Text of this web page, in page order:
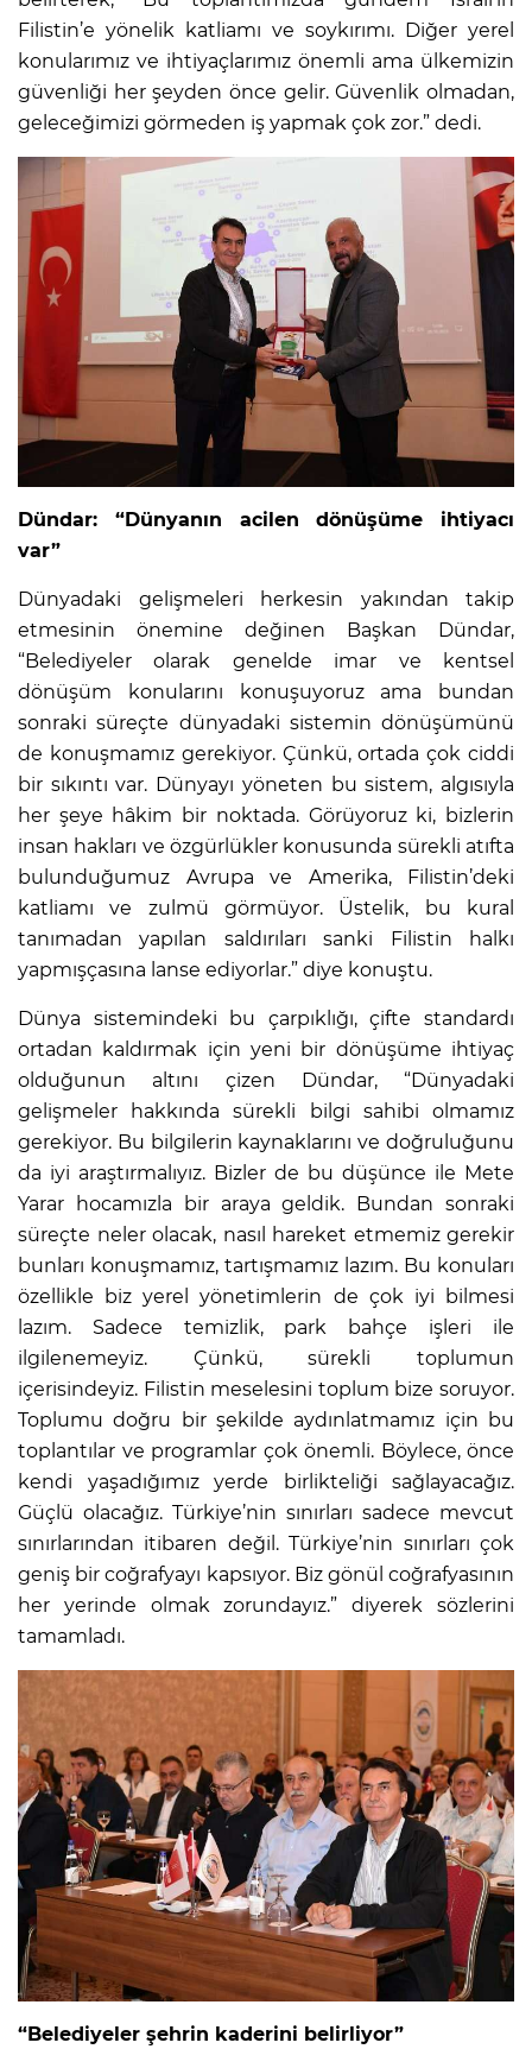
Filistin’e yönelik katliamı ve soykırımı. Diğer yerel
konularımız ve ihtiyaçlarımız önemli ama ülkemizin
güvenliği her şeyden önce gelir. Güvenlik olmadan,
geleceğimizi görmeden iş yapmak çok zor.” dedi.
Dündar: “Dünyanın acilen dönüşüme ihtiyacı
var”
Dünyadaki gelişmeleri herkesin yakından takip
etmesinin önemine değinen Başkan Dündar,
“Belediyeler olarak genelde imar ve kentsel
dönüşüm konularını konuşuyoruz ama bundan
sonraki süreçte dünyadaki sistemin dönüşümünü
de konuşmamız gerekiyor. Çünkü, ortada çok ciddi
bir sıkıntı var. Dünyayı yöneten bu sistem, algısıyla
her şeye hâkim bir noktada. Görüyoruz ki, bizlerin
insan hakları ve özgürlükler konusunda sürekli atıfta
bulunduğumuz Avrupa ve Amerika, Filistin’deki
katliamı ve zulmü görmüyor. Üstelik, bu kural
tanımadan yapılan saldırıları sanki Filistin halkı
yapmışçasına lanse ediyorlar.” diye konuştu.
Dünya sistemindeki bu çarpıklığı, çifte standardı
ortadan kaldırmak için yeni bir dönüşüme ihtiyaç
olduğunun altını çizen Dündar, “Dünyadaki
gelişmeler hakkında sürekli bilgi sahibi olmamız
gerekiyor. Bu bilgilerin kaynaklarını ve doğruluğunu
da iyi araştırmalıyız. Bizler de bu düşünce ile Mete
Yarar hocamızla bir araya geldik. Bundan sonraki
süreçte neler olacak, nasıl hareket etmemiz gerekir
bunları konuşmamız, tartışmamız lazım. Bu konuları
özellikle biz yerel yönetimlerin de çok iyi bilmesi
lazım. Sadece temizlik, park bahçe işleri ile
ilgilenemeyiz. Çünkü, sürekli toplumun
içerisindeyiz. Filistin meselesini toplum bize soruyor.
Toplumu doğru bir şekilde aydınlatmamız için bu
toplantılar ve programlar çok önemli. Böylece, önce
kendi yaşadığımız yerde birlikteliği sağlayacağız.
Güçlü olacağız. Türkiye’nin sınırları sadece mevcut
sınırlarından itibaren değil. Türkiye’nin sınırları çok
geniş bir coğrafyayı kapsıyor. Biz gönül coğrafyasının
her yerinde olmak zorundayız.” diyerek sözlerini
tamamladı.
“Belediyeler şehrin kaderini belirliyor”